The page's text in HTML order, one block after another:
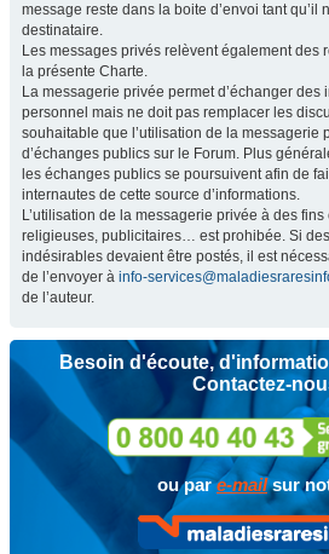
message reste dans la boite d’envoi tant qu’il
destinataire.
Les messages privés relèvent également des
la présente Charte.
La messagerie privée permet d’échanger des
personnel mais ne doit pas remplacer les
souhaitable que l’utilisation de la messagerie
d’échanges publics sur le Forum. Plus
les échanges publics se poursuivent afin de
internautes de cette source d’informations.
L’utilisation de la messagerie privée à des
religieuses, publicitaires… est prohibée. Si
indésirables devaient être postés, il est
de l’envoyer à info-
de l’auteur.
Besoin d'écoute,
Contactez-
ou pare-mailsur